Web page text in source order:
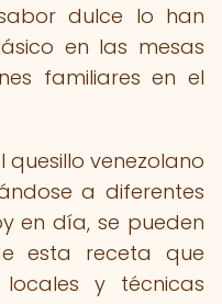
dulce lo han
en las mesas
familiares en el
venezolano
a diferentes
en día, se pueden
esta receta que
locales y técnicas